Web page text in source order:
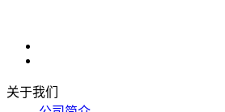
关于我们